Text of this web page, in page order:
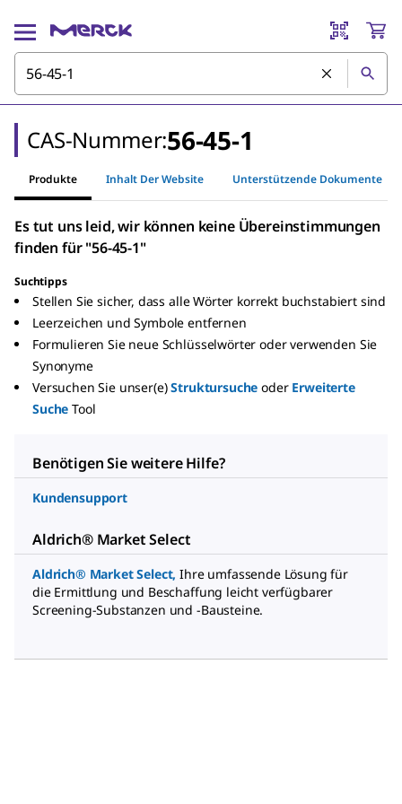
CAS-Nummer:56-45-1
Produkte Inhalt Der Website Unterstützende Dokumente
Es tut uns leid, wir können keine Übereinstimmungen
finden für "56-45-1"
Suchtipps
Stellen Sie sicher, dass alle Wörter korrekt buchstabiert sind
Leerzeichen und Symbole entfernen
Formulieren Sie neue Schlüsselwörter oder verwenden Sie
Synonyme
Versuchen Sie unser(e) Struktursuche oder Erweiterte
Suche Tool
Benötigen Sie weitere Hilfe?
Kundensupport
Aldrich® Market Select
Aldrich® Market Select, Ihre umfassende Lösung für
die Ermittlung und Beschaffung leicht verfügbarer
Screening-Substanzen und -Bausteine.